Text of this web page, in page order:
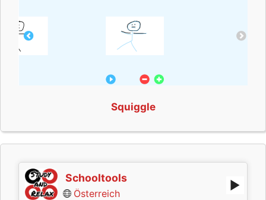
Squiggle
Schooltools
Österreich